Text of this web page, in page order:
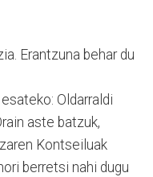
Erantzuna behar du
Oldarraldi
aste batzuk,
Kontseiluak
berretsi nahi dugu